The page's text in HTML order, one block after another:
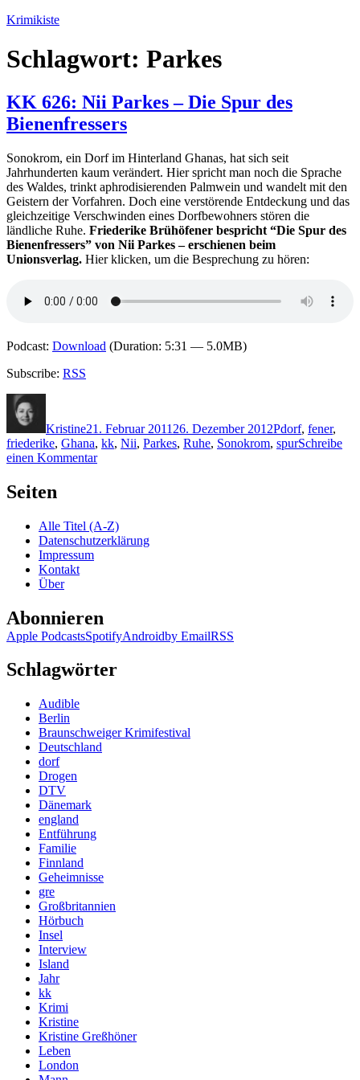
Zum
springen
Krimikiste
Schlagwort: Parkes
KK 626: Nii Parkes – Die Spur des
Bienenfressers
Sonokrom, ein Dorf im Hinterland Ghanas, hat sich seit
Jahrhunderten kaum verändert. Hier spricht man noch die Sprache
des Waldes, trinkt aphrodisierenden Palmwein und wandelt mit den
Geistern der Vorfahren. Doch eine verstörende Entdeckung und das
gleichzeitige Verschwinden eines Dorfbewohners stören die
ländliche Ruhe. Friederike Brühöfener bespricht “Die Spur des
Bienenfressers” von Nii Parkes – erschienen beim
Unionsverlag. Hier klicken, um die Besprechung zu hören:
Podcast: Download (Duration: 5:31 — 5.0MB)
Subscribe: RSS
Kristine21. Februar 2011 26. Dezember 2012Pdorf, fener,
friederike, Ghana, kk, Nii, Parkes, Ruhe, Sonokrom, spurSchreibe
einen Kommentarzu
–
Die
Seiten
Alle Titel (A-Z)
Datenschutzerklärung
Impressum
Kontakt
Über
Abonnieren
Apple PodcastsSpotifyAndroidby EmailRSS
Schlagwörter
Audible
Berlin
Braunschweiger Krimifestival
Deutschland
dorf
Drogen
DTV
Dänemark
england
Entführung
Familie
Finnland
Geheimnisse
gre
Großbritannien
Hörbuch
Insel
Interview
Island
Jahr
kk
Krimi
Kristine
Kristine Greßhöner
Leben
London